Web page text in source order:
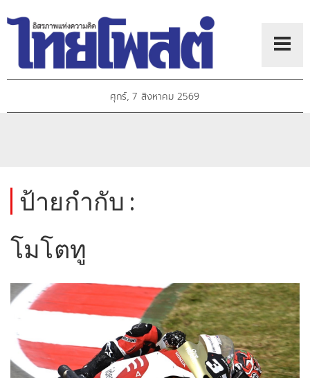
ศุกร์, 7 สิงหาคม 2569
ป้ายกำกับ :
โมโตทู